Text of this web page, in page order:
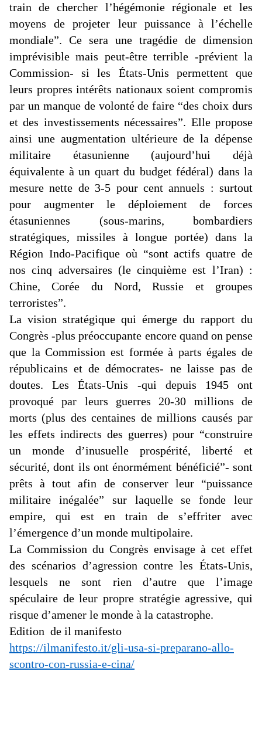
train de chercher l’hégémonie régionale et les
moyens de projeter leur puissance à l’échelle
mondiale”. Ce sera une tragédie de dimension
imprévisible mais peut-être terrible -prévient la
Commission- si les États-Unis permettent que
leurs propres intérêts nationaux soient compromis
par un manque de volonté de faire “des choix durs
et des investissements nécessaires”. Elle propose
ainsi une augmentation ultérieure de la dépense
militaire étasunienne (aujourd’hui déjà
équivalente à un quart du budget fédéral) dans la
mesure nette de 3-5 pour cent annuels : surtout
pour augmenter le déploiement de forces
étasuniennes (sous-marins, bombardiers
stratégiques, missiles à longue portée) dans la
Région Indo-Pacifiqueoù “sont actifs quatre de
nos cinq adversaires (le cinquième est l’Iran) :
Chine, Corée du Nord, Russie et groupes
terroristes”.
La vision stratégique qui émerge du rapport du
Congrès -plus préoccupante encore quand on pense
que la Commission est formée à parts égales de
républicains et de démocrates- ne laisse pas de
doutes. Les États-Unis -qui depuis 1945 ont
provoqué par leurs guerres 20-30 millions de
morts (plus des centaines de millions causés par
les effets indirects des guerres) pour “construire
un monde d’inusuelle prospérité, liberté et
sécurité, dont ils ont énormément bénéficié”- sont
prêts à tout afin de conserver leur “puissance
militaire inégalée” sur laquelle se fonde leur
empire, qui est en train de s’effriter avec
l’émergence d’un monde multipolaire.
La Commission du Congrès envisage à cet effet
des scénarios d’agression contre les États-Unis,
lesquels ne sont rien d’autre que l’image
spéculaire de leur propre stratégie agressive, qui
risque d’amener le monde à la catastrophe.
Edition de il manifesto
https://ilmanifesto.it/gli-usa-si-preparano-allo-
scontro-con-russia-e-cina/